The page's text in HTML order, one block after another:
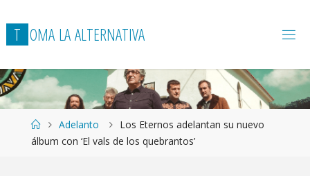
T OMA LAALTERNATIVA
Página
de
Adelanto
Los Eternos adelantan su nuevo
álbum con ‘El vals de los quebrantos’